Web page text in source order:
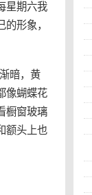
星期六我
形象，
暗，黄
像蝴蝶花
橱窗玻璃
额头上也